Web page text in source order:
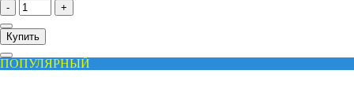
- +
Купить
ПОПУЛЯРНЫЙ